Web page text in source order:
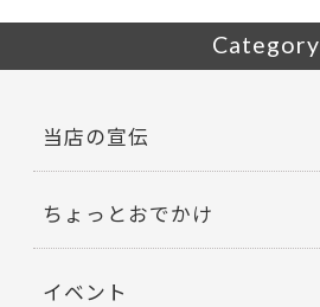
Category
当店の宣伝
ちょっとおでかけ
イベント